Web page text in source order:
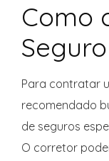
Como
Para contratar
recomendado
de seguros
O corretor